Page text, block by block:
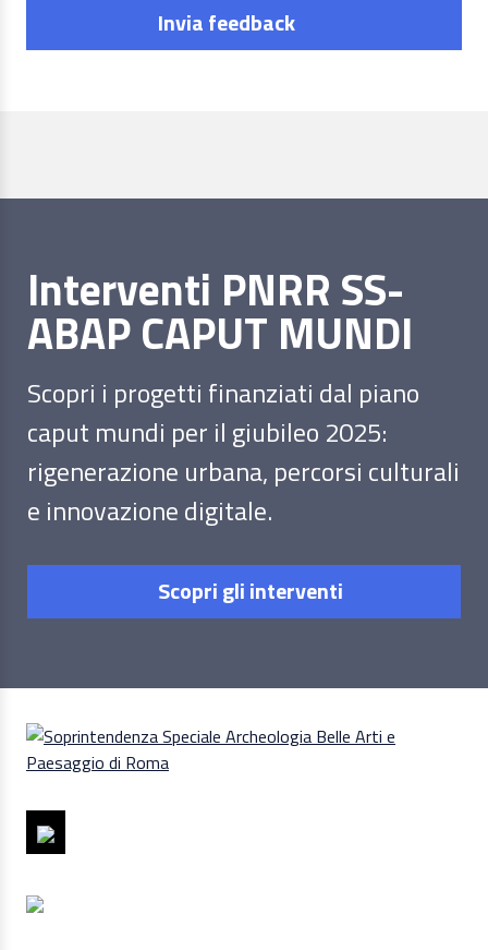
Invia feedback
Interventi PNRR SS-
ABAP CAPUT MUNDI
Scopri i progetti finanziati dal piano
caput mundi per il giubileo 2025:
rigenerazione urbana, percorsi culturali
e innovazione digitale.
Scopri gli interventi